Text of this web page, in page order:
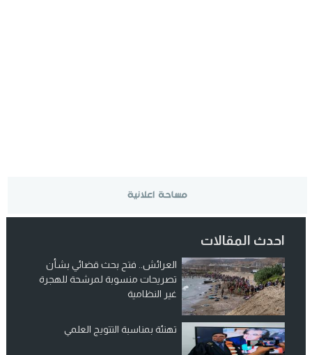
احدث المقالات
العرائش.. فتح بحث قضائي بشأن
تصريحات منسوبة لمرشحة للهجرة
غير النظامية
تهنئة بمناسبة التتويج العلمي